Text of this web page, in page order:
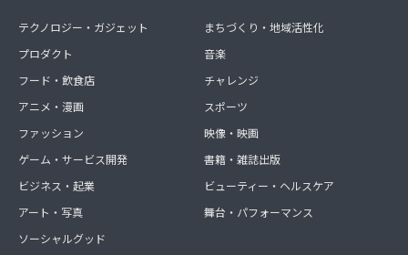
テクノロジー・ガジェット
プロダクト
フード・飲食店
アニメ・漫画
ファッション
ゲーム・サービス開発
ビジネス・起業
アート・写真
ソーシャルグッド
まちづくり・地域活性化
音楽
チャレンジ
スポーツ
映像・映画
書籍・雑誌出版
ビューティー・ヘルスケア
舞台・パフォーマンス